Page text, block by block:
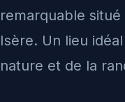
remarquable
Isère. Un lieu
nature et de la